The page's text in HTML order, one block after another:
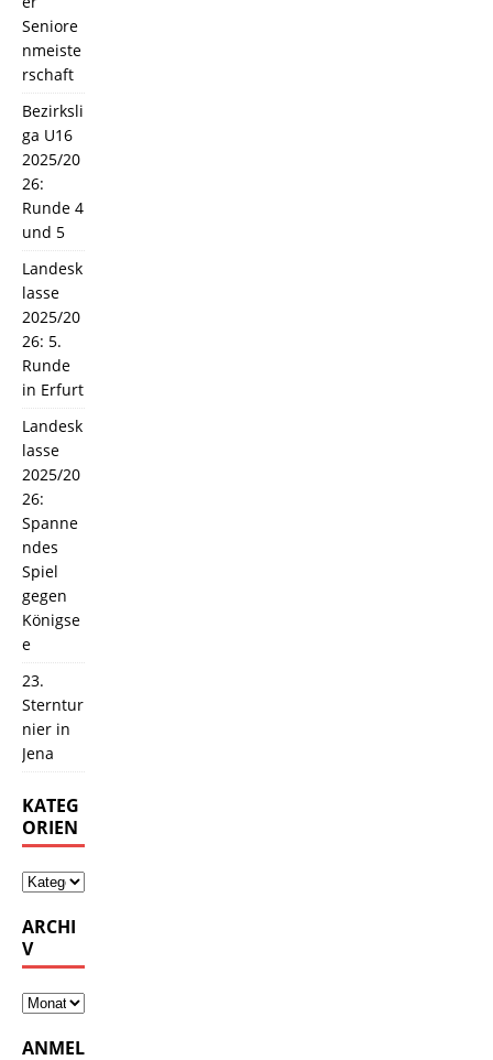
Seniore
nmeiste
rschaft
Bezirksli
ga U16
2025/20
26:
Runde 4
und 5
Landesk
lasse
2025/20
26: 5.
Runde
in Erfurt
Landesk
lasse
2025/20
26:
Spanne
ndes
Spiel
gegen
Königse
e
23.
Sterntur
nier in
Jena
KATEG
ORIEN
ARCHI
V
ANMEL